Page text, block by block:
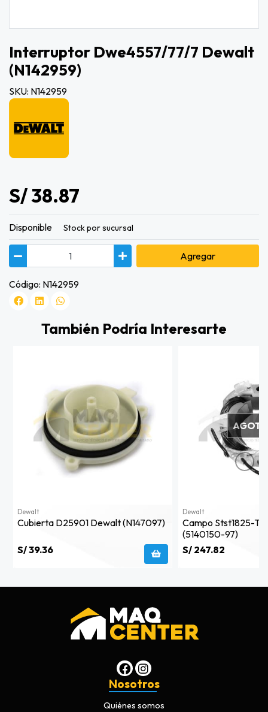
Interruptor Dwe4557/77/7 Dewalt
(n142959)
SKU: N142959
S/ 38.87
Disponible Stock por sucursal
Agregar
Código: N142959
También Podría Interesarte
Dewalt
Cubierta D25901 Dewalt (n147097)
S/ 39.36
Dewalt
Campo Stst1825-T1
(5140150-97)
S/ 247.82
Nosotros
Quiénes somos